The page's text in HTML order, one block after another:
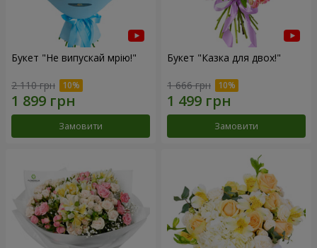
Букет "Не випускай мрію!"
2 110 грн
Замовити
Букет "Казка для двох!"
1 666 грн
Замовити